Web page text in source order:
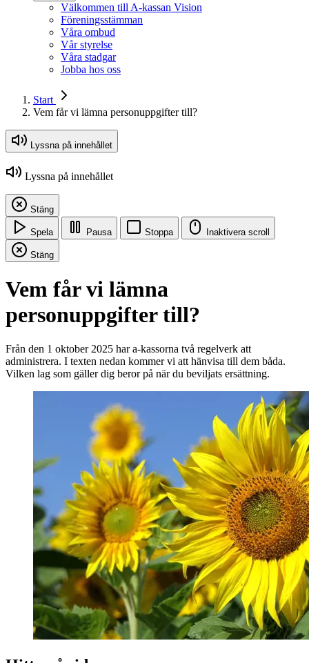
Välkommen till A-kassan Vision
Föreningsstämman
Våra ombud
Vår styrelse
Våra stadgar
Jobba hos oss
Start
Vem får vi lämna personuppgifter till?
Lyssna på innehållet
Lyssna på innehållet
Stäng
Spela Pausa Stoppa Inaktivera scroll
Stäng
Vem får vi lämna
personuppgifter till?
Från den 1 oktober 2025 har a-kassorna två regelverk att
administrera. I texten nedan kommer vi att hänvisa till dem båda.
Vilken lag som gäller dig beror på när du beviljats ersättning.